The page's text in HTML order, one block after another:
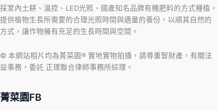
採室內土耕、溫控、LED光照、國產知名品牌有機肥料的方式種植，
提供植物生長所需要的合理光照時間與適量的養份，以順其自然的
方式，讓作物擁有充足的生長時間與空間。
© 本網站相片均為菁菜園® 實地實物拍攝，請尊重智財產，有關法
益事務，委託 正理聯合律師事務所綜理。
菁菜園FB